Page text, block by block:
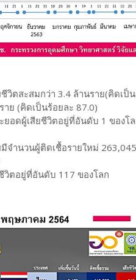
ตสะสมกว่า 3.4 ล้านราย(คิดเป็
ย (คิดเป็นร้อยละ 87.0)
อดผู้เสียชีวิตอยู่ที่อันดับ 1 ของโ
ำนวนผู้ติดเชื้อรายใหม่
ตอยู่ที่อันดับ 117 ของโลก